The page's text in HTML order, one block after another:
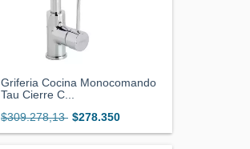
Griferia Cocina Monocomando
Tau Cierre C...
$309.278,13 $278.350